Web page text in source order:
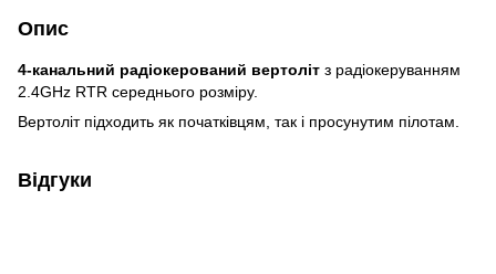
Опис
4-канальний радіокерований вертоліт з радіокеруванням
2.4GHz RTR середнього розміру.
Вертоліт підходить як початківцям, так і просунутим пілотам.
Відгуки